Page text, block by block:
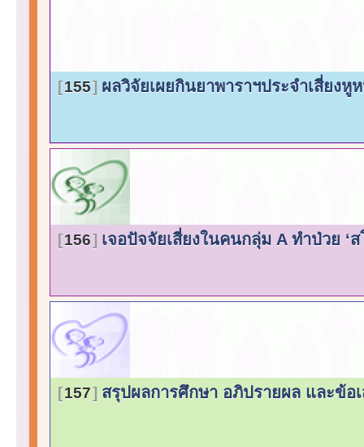
155 ผลวิจัยเผยกินยาพาราฯประจำเสี่ยงหู
156 เจอปัจจัยเสี่ยงในคนกลุ่ม A ทำป่วย ‘
157 สรุปผลการศึกษา อภิปรายผล และข้อ